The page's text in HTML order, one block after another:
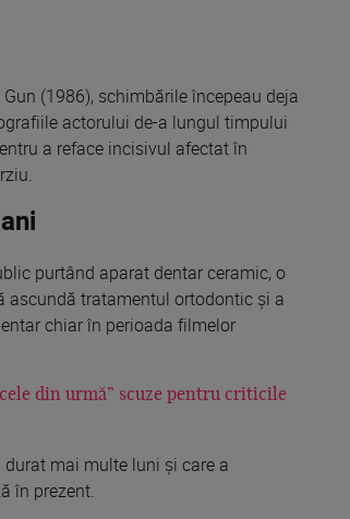
(1986), schimbările începeau deja
actorului de-a lungul timpului
a reface incisivul afectat în
purtând aparat dentar ceramic, o
ascundă tratamentul ortodontic și a
chiar în perioada filmelor
din urmă” scuze pentru criticile
mai multe luni și care a
în prezent.